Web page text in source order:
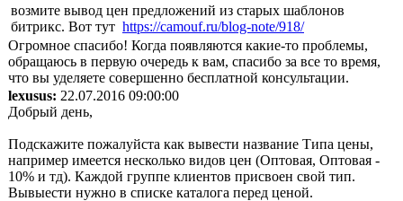
возмите вывод цен предложений из старых шаблонов
битрикс. Вот тут https://camouf.ru/blog-note/918/
Огромное спасибо! Когда появляются какие-то проблемы,
обращаюсь в первую очередь к вам, спасибо за все то время,
что вы уделяете совершенно бесплатной консультации.
lexusus: 22.07.2016 09:00:00
Добрый день,
Подскажите пожалуйста как вывести название Типа цены,
например имеется несколько видов цен (Оптовая, Оптовая -
10% и тд). Каждой группе клиентов присвоен свой тип.
Вывыести нужно в списке каталога перед ценой.